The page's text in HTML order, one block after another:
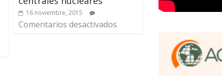
16 noviembre, 2015
Comentarios desactivados